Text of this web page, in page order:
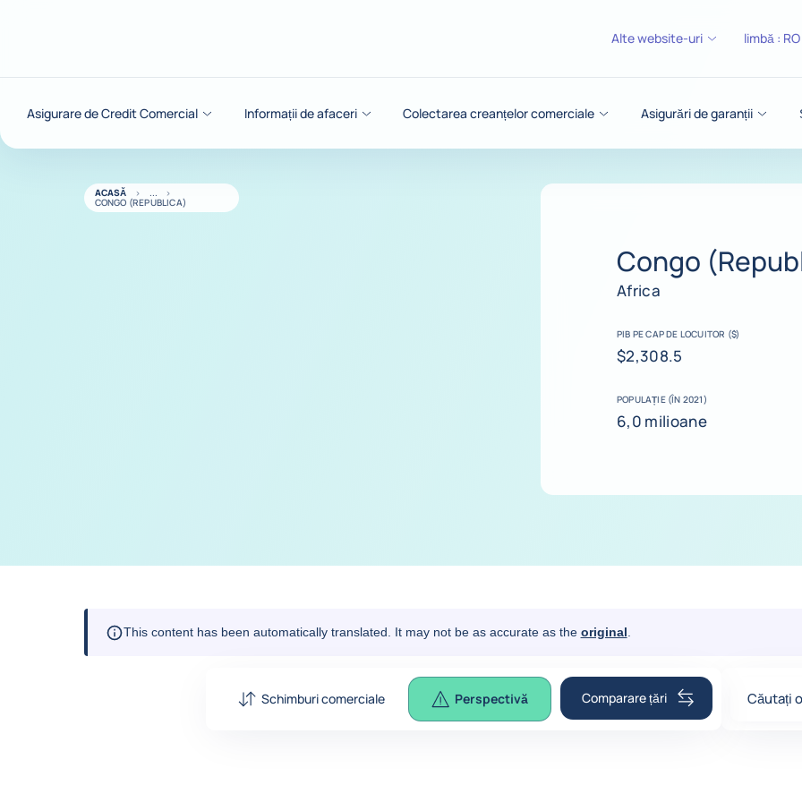
Asigurare de Credit Comercial Informații de afaceri Colectarea creanțelor comerciale Asigurări de garanții
Alte website-uri limbă : RO
ACASĂ
CONGO (REPUBLICA)
Congo
Africa
PIB PE CAP DE LOCUITOR ($)
$2,308.5
POPULAȚIE (ÎN 2021)
6,0 milioane
This content has been automatically translated. It may not be as accurate as the original
Schimburi comerciale Perspectivă Comparare țări Căutați